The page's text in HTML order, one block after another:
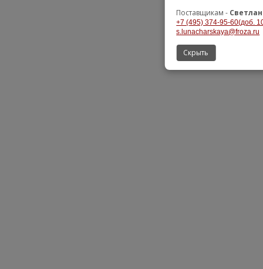
Поставщикам -
+7 (495) 374-95-60(доб.
s.lunacharskaya@froza.ru
Скрыть